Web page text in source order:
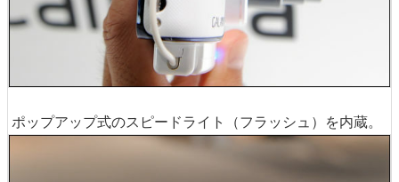
ポップアップ式のスピードライト（フラッシュ）を内蔵。